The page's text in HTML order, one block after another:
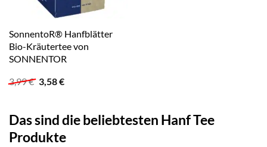
SonnentoR® Hanfblätter
Bio-Kräutertee von
SONNENTOR
3,99€ Ursprünglicher
Preis
3,58€Aktueller
Das sind die beliebtesten Hanf Tee
Produkte